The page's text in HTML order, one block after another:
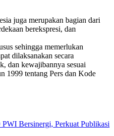
juga merupakan bagian dari
berekspresi, dan
sehingga memerlukan
dilaksanakan secara
dan kewajibannya sesuai
1999 tentang Pers dan Kode
Bersinergi, Perkuat Publikasi